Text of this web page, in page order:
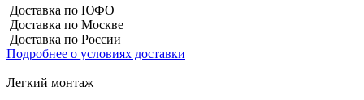
Доставка по ЮФО
Доставка по Москве
Доставка по России
Подробнее о условиях доставки
Легкий монтаж